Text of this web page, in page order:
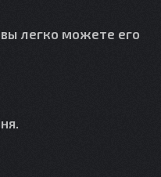
легко можете его